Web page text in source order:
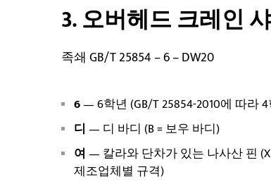
3. 오버헤드 크레인
족쇄 GB/T 25854 – 6 – DW20
6— 6학년 (GB/T 25854-2010에 따라
디 — 디 바디 (B = 보우 바디)
여 — 칼라와 단차가 있는 나사산 핀
제조업체별 규격)